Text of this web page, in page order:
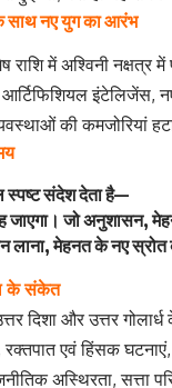
साथ नए युग का आरंभ
में अश्विनी
इंटेलिजेंस,
की कमजोरियां
स्पष्ट संदेश देता है—
जाएगा। जो अनुशासन,
लाना, मेहनत के नए
के संकेत
दिशा और उत्तर
रक्तपात एवं हिंसक
अस्थिरता, सत्ता